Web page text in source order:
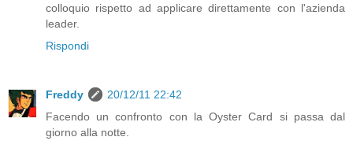
colloquio rispetto ad applicare direttamente con l'azienda
leader.
Rispondi
Freddy
20/12/11 22:42
Facendo un confronto con la Oyster Card si passa dal
giorno alla notte.